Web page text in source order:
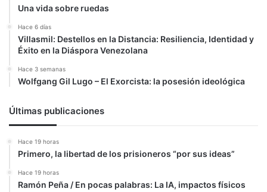
Una vida sobre ruedas
Hace 6 días
Villasmil: Destellos en la Distancia: Resiliencia, Identidad y
Éxito en la Diáspora Venezolana
Hace 3 semanas
Wolfgang Gil Lugo – El Exorcista: la posesión ideológica
Últimas publicaciones
Hace 19 horas
Primero, la libertad de los prisioneros “por sus ideas”
Hace 19 horas
Ramón Peña / En pocas palabras: La IA, impactos físicos